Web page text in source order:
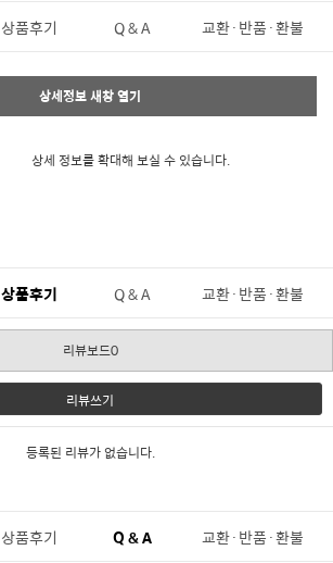
상품후기 Q & A 교환·반품·환불
상세정보 새창 열기
상세 정보를 확대해 보실 수 있습니다.
상품후기 Q & A 교환·반품·환불
리뷰보드0
리뷰쓰기
등록된 리뷰가 없습니다.
상품후기 Q & A 교환·반품·환불